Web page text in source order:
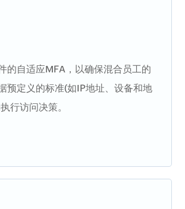
的自适应MFA，以确保混合员工的
预定义的标准(如IP地址、设备和地
行访问决策。